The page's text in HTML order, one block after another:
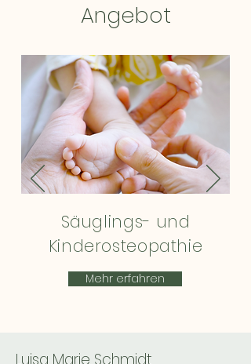
Angebot
Säuglings- und
Kinderosteopathie
Mehr erfahren
Luisa Marie Schmidt